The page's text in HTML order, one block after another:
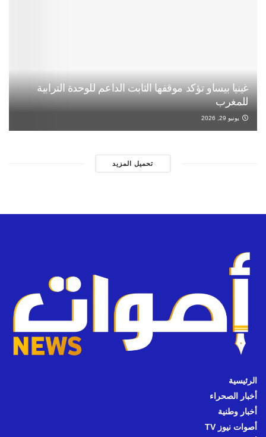
غينيا بيساو تؤكد موقفها الثابت الداعم للوحدة الترابية
للمغرب
يونيو 29, 2026
تحميل المزيد
الرئيسية
أخبار الصحراء
أخبار وطنية
أصوات نيوز TV